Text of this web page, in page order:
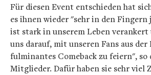
Für diesen Event entschieden hat
es ihnen wieder"sehr in den Fingern
ist stark in unserem Leben
uns darauf, mit unseren Fans aus
fulminantes Comeback zu feiern", so
Mitglieder. Dafür haben sie sehr viel